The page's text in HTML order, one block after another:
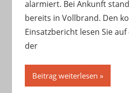
alarmiert. Bei Ankunft
bereits in Vollbrand. Den
Einsatzbericht lesen Sie
der
Beitrag weiterlesen